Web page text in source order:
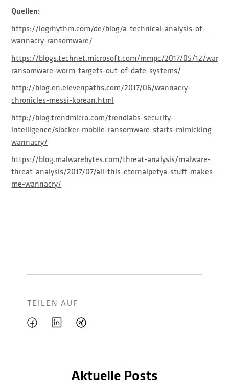
Quellen:
https://logrhythm.com/de/blog/a-technical-analysis-of-
wannacry-ransomware/
https://blogs.technet.microsoft.com/mmpc/2017/05/12/
ransomware-worm-targets-out-of-date-systems/
http://blog.en.elevenpaths.com/2017/06/wannacry-
chronicles-messi-korean.html
http://blog.trendmicro.com/trendlabs-security-
intelligence/slocker-mobile-ransomware-starts-mimicking-
wannacry/
https://blog.malwarebytes.com/threat-analysis/malware-
threat-analysis/2017/07/all-this-eternalpetya-stuff-makes-
me-wannacry/
TEILEN AUF
Aktuelle Posts